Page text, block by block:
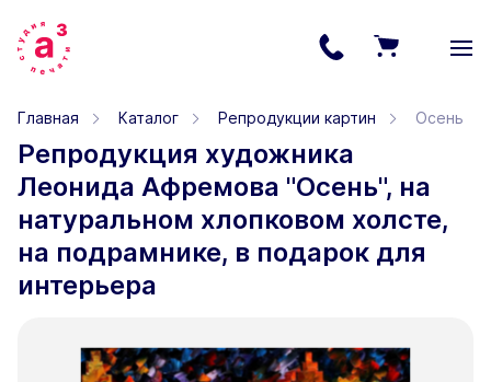
Главная Каталог Репродукции картин Осень
Репродукция художника
Леонида Афремова "Осень", на
натуральном хлопковом холсте,
на подрамнике, в подарок для
интерьера